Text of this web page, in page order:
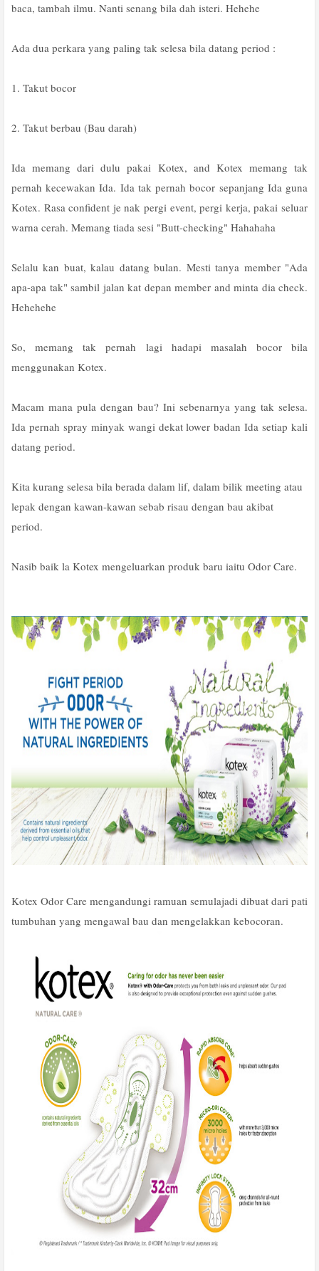
baca, tambah ilmu. Nanti senang bila dah isteri. Hehehe
Ada dua perkara yang paling tak selesa bila datang period :
1. Takut bocor
2. Takut berbau (Bau darah)
Ida memang dari dulu pakai Kotex, and Kotex memang tak
pernah kecewakan Ida. Ida tak pernah bocor sepanjang Ida guna
Kotex. Rasa confident je nak pergi event, pergi kerja, pakai seluar
warna cerah. Memang tiada sesi "Butt-checking" Hahahaha
Selalu kan buat, kalau datang bulan. Mesti tanya member "Ada
apa-apa tak" sambil jalan kat depan member and minta dia check.
Hehehehe
So, memang tak pernah lagi hadapi masalah bocor bila
menggunakan Kotex.
Macam mana pula dengan bau? Ini sebenarnya yang tak selesa.
Ida pernah spray minyak wangi dekat lower badan Ida setiap kali
datang period.
Kita kurang selesa bila berada dalam lif, dalam bilik meeting atau
lepak dengan kawan-kawan sebab risau dengan bau akibat
period.
Nasib baik la Kotex mengeluarkan produk baru iaitu Odor Care.
Kotex Odor Care mengandungi ramuan semulajadi dibuat dari pati
tumbuhan yang mengawal bau dan mengelakkan kebocoran.